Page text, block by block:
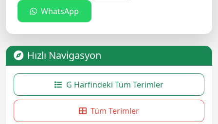
WhatsApp
Hızlı Navigasyon
G Harfindeki Tüm Terimler
Tüm Terimler